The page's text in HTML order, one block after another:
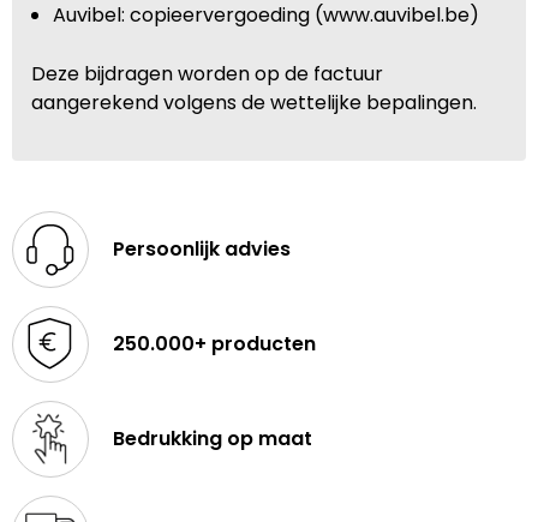
Auvibel: copieervergoeding (www.auvibel.be)
Deze bijdragen worden op de factuur
aangerekend volgens de wettelijke bepalingen.
Persoonlijk advies
250.000+ producten
Bedrukking op maat